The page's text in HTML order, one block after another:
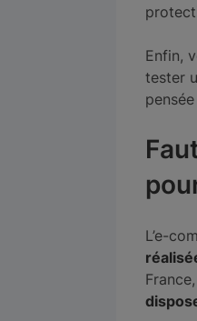
Enfin,
tester
L’e-